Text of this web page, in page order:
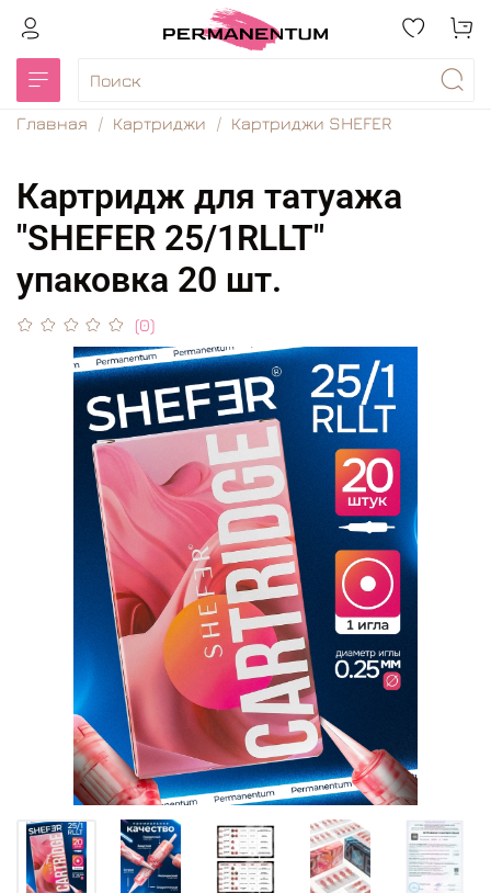
Главная Картриджи Картриджи SHEFER
Картридж для татуажа
"SHEFER 25/1RLLT"
упаковка 20 шт.
(0)